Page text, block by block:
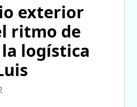
exterior
ritmo de
logística